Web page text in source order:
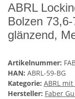
ABRL
Bolzen
glänzend,
Artikelnummer:
HAN: ABRL-59-BG
Kategorie: ABRL
Hersteller: Faber